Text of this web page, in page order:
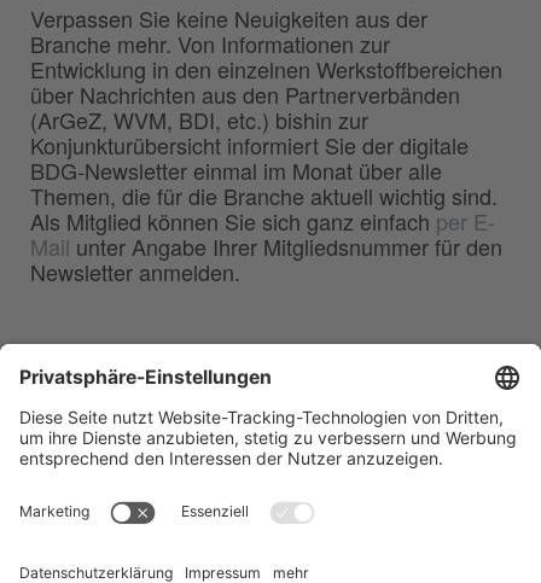
Verpassen Sie keine Neuigkeiten aus der
Branche mehr. Von Informationen zur
Entwicklung in den einzelnen Werkstoffbereichen
über Nachrichten aus den Partnerverbänden
(ArGeZ, WVM, BDI, etc.) bishin zur
Konjunkturübersicht informiert Sie der digitale
BDG-Newsletter einmal im Monat über alle
Themen, die für die Branche aktuell wichtig sind.
Als Mitglied können Sie sich ganz einfach per E-
Mail unter Angabe Ihrer Mitgliedsnummer für den
Newsletter anmelden.
Deutschen Gießerei-Industrie e.V.
40549 Düsseldorf